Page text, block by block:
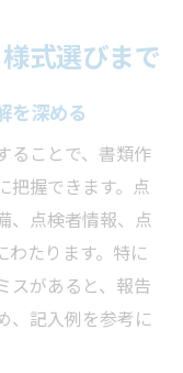
式選びまで
を深める
ることで、書類作
把握できます。点
、点検者情報、点
わたります。特に
スがあると、報告
、記入例を参考に